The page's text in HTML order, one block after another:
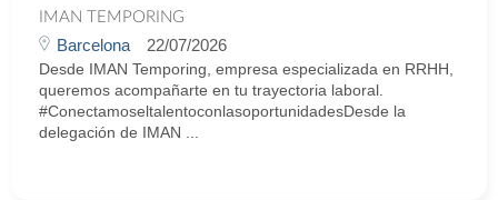
IMAN TEMPORING
Barcelona 22/07/2026
Desde IMAN Temporing, empresa especializada en RRHH,
queremos acompañarte en tu trayectoria laboral.
#ConectamoseltalentoconlasoportunidadesDesde la
delegación de IMAN ...